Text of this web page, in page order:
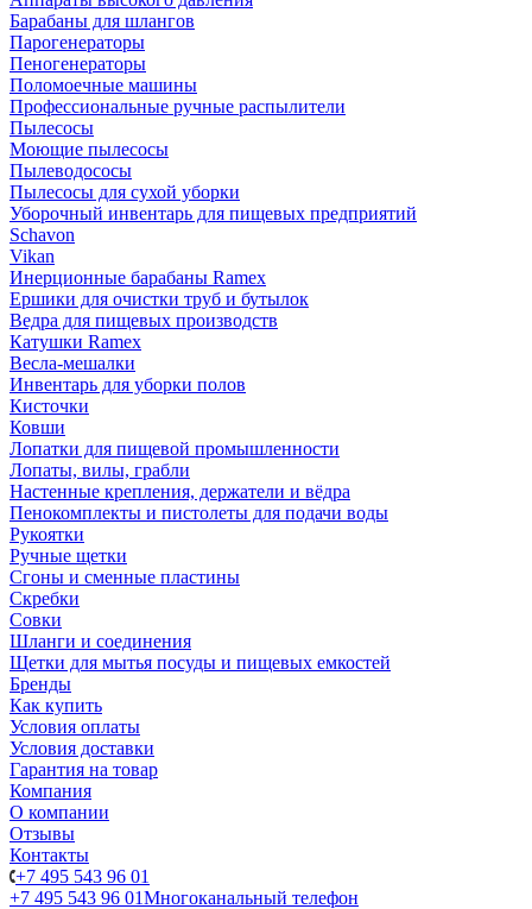
Барабаны для шлангов
Парогенераторы
Пеногенераторы
Поломоечные машины
Профессиональные ручные распылители
Пылесосы
Моющие пылесосы
Пылеводососы
Пылесосы для сухой уборки
Уборочный инвентарь для пищевых предприятий
Schavon
Vikan
Инерционные барабаны Ramex
Ершики для очистки труб и бутылок
Ведра для пищевых производств
Катушки Ramex
Весла-мешалки
Инвентарь для уборки полов
Кисточки
Ковши
Лопатки для пищевой промышленности
Лопаты, вилы, грабли
Настенные крепления, держатели и вёдра
Пенокомплекты и пистолеты для подачи воды
Рукоятки
Ручные щетки
Сгоны и сменные пластины
Скребки
Совки
Шланги и соединения
Щетки для мытья посуды и пищевых емкостей
Бренды
Как купить
Условия оплаты
Условия доставки
Гарантия на товар
Компания
О компании
Отзывы
Контакты
+7 495 543 96 01
+7 495 543 96 01Многоканальный телефон